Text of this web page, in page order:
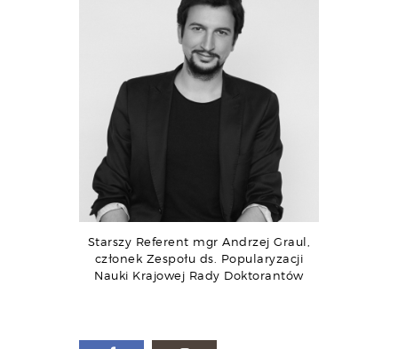
Starszy Referent mgr Andrzej Graul,
członek Zespołu ds. Popularyzacji
Nauki Krajowej Rady Doktorantów